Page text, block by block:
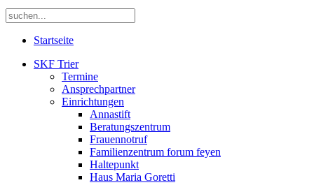
Startseite
SKF Trier
Termine
Ansprechpartner
Einrichtungen
Annastift
Beratungszentrum
Frauennotruf
Familienzentrum forum feyen
Haltepunkt
Haus Maria Goretti